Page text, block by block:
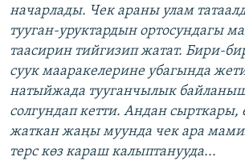
начарлады. Чек араны улам
тууган-уруктардын ортосундагы
таасирин тийгизип жатат. Бири-
суук мааракелерине убагында
натыйжада тууганчылык
солгундап кетти. Андан сырткары,
жаткан жаңы муунда чек ара
терс көз караш калыптанууда...